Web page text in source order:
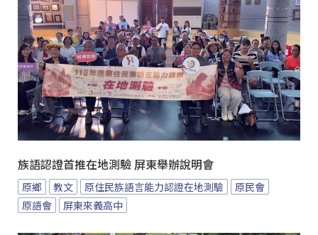
族語認證首推在地測驗 屏東舉辦說明會
原鄉 教文 原住民族語言能力認證在地測驗
原民會
原語會
屏東來義高中